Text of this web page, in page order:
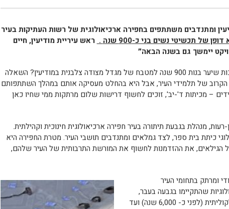
ומתנדבים משתתפים בחפירה ארכיאולוגית של רשות העתיקות בעיר
של תכשיטי נשים בני כ-900 שנה . ראש עיריית מודיעין, חיים
יימשך גם בשנה הבאה״
איך הגיעו טבעות, צמידים, עגילים וסיכות שיער בנות 900 שנה למטבח של מגדל מצודה צלבנית במודיעין? השאלה
הקרוב של תלמידי העיר, אבל היא בהחלט מעסיקה אותם במהלך השתתפותם
– מכיתות ד'-יב', זוכים לחשוף דרישות שלום מרתקות ממי שחיו כאן
רעות, מנהלת בגבעת תיתורה בעיר חפירה ארכיאולוגית חינוכית וקהילתית.
כיתת בית ספר, לצד גמלאים ומתנדבים תושבי העיר. מטרת החפירה היא
הגילאים, את ההזדמנות לחשוף את המורשת התרבותית של העיר שלהם,
ומרתק בתחומי העיר
שהתקיימו בגבעה בעבר,
התגלו עדויות לחיים בה מהתקופה הכלקוליתית (לפני כ- 6,000 שנה) ועד